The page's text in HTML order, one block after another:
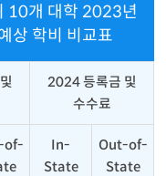
10개 대학 2023년
상 학비 비교표
2024 등록금 및
수수료
of-
In-
State
Out-of-
State